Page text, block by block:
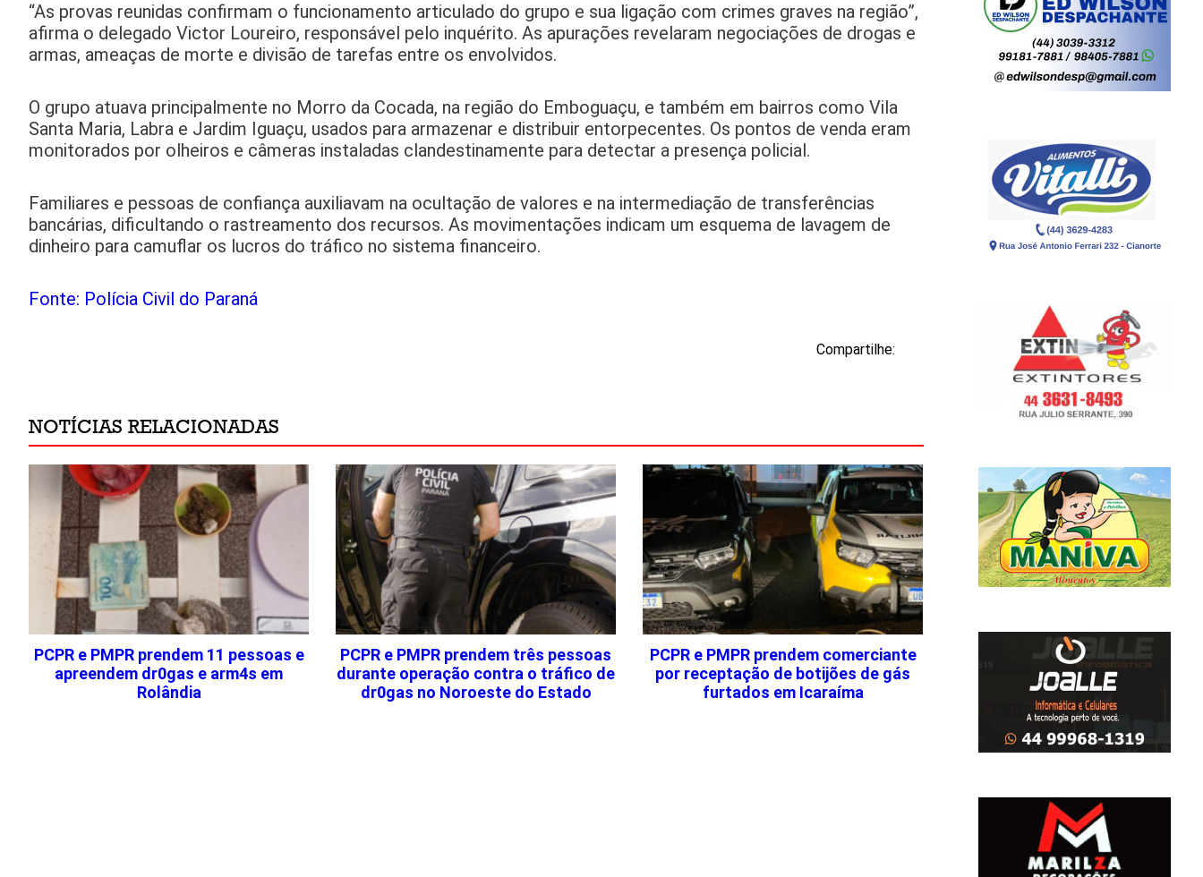
“As provas reunidas confirmam o funcionamento articulado do grupo e sua ligação com crimes graves na região”,
afirma o delegado Victor Loureiro, responsável pelo inquérito. As apurações revelaram negociações de drogas e
armas, ameaças de morte e divisão de tarefas entre os envolvidos.
O grupo atuava principalmente no Morro da Cocada, na região do Emboguaçu, e também em bairros como Vila
Santa Maria, Labra e Jardim Iguaçu, usados para armazenar e distribuir entorpecentes. Os pontos de venda eram
monitorados por olheiros e câmeras instaladas clandestinamente para detectar a presença policial.
Familiares e pessoas de confiança auxiliavam na ocultação de valores e na intermediação de transferências
bancárias, dificultando o rastreamento dos recursos. As movimentações indicam um esquema de lavagem de
dinheiro para camuflar os lucros do tráfico no sistema financeiro.
Fonte: Polícia Civil do Paraná
Compartilhe:
NOTÍCIAS RELACIONADAS
PCPR e PMPR prendem 11 pessoas e
apreendem dr0gas e arm4s em
Rolândia
PCPR e PMPR prendem três pessoas
durante operação contra o tráfico de
dr0gas no Noroeste do Estado
PCPR e PMPR prendem comerciante
por receptação de botijões de gás
furtados em Icaraíma